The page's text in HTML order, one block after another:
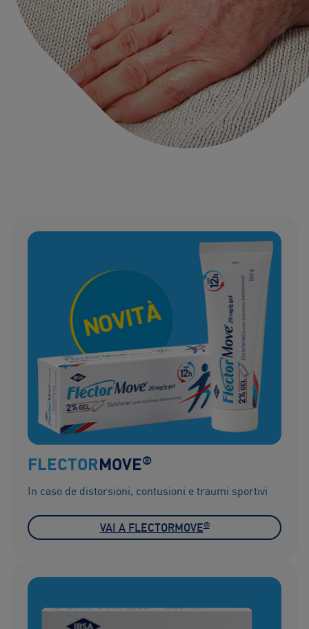
FLECTORMOVE®
In caso de distorsioni, contusioni e traumi sportivi
VAI A FLECTORMOVE®